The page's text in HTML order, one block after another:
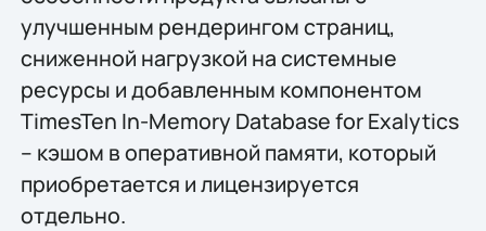
улучшенным рендерингом страниц,
сниженной нагрузкой на системные
ресурсы и добавленным компонентом
TimesTen In-Memory Database for Exalytics
– кэшом в оперативной памяти, который
приобретается и лицензируется
отдельно.